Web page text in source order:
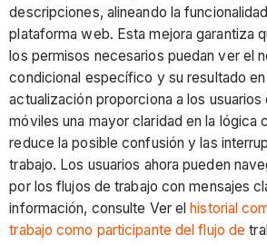
descripciones, alineando la
plataforma web. Esta mejora garantiza
los permisos necesarios puedan ver el
condicional específico y su resultado en
actualización proporciona a los
móviles una mayor claridad en la lógica
reduce la posible confusión y las
trabajo. Los usuarios ahora pueden
por los flujos de trabajo con mensajes
información, consulte Ver elhistorial
trabajo como participante del flujo de